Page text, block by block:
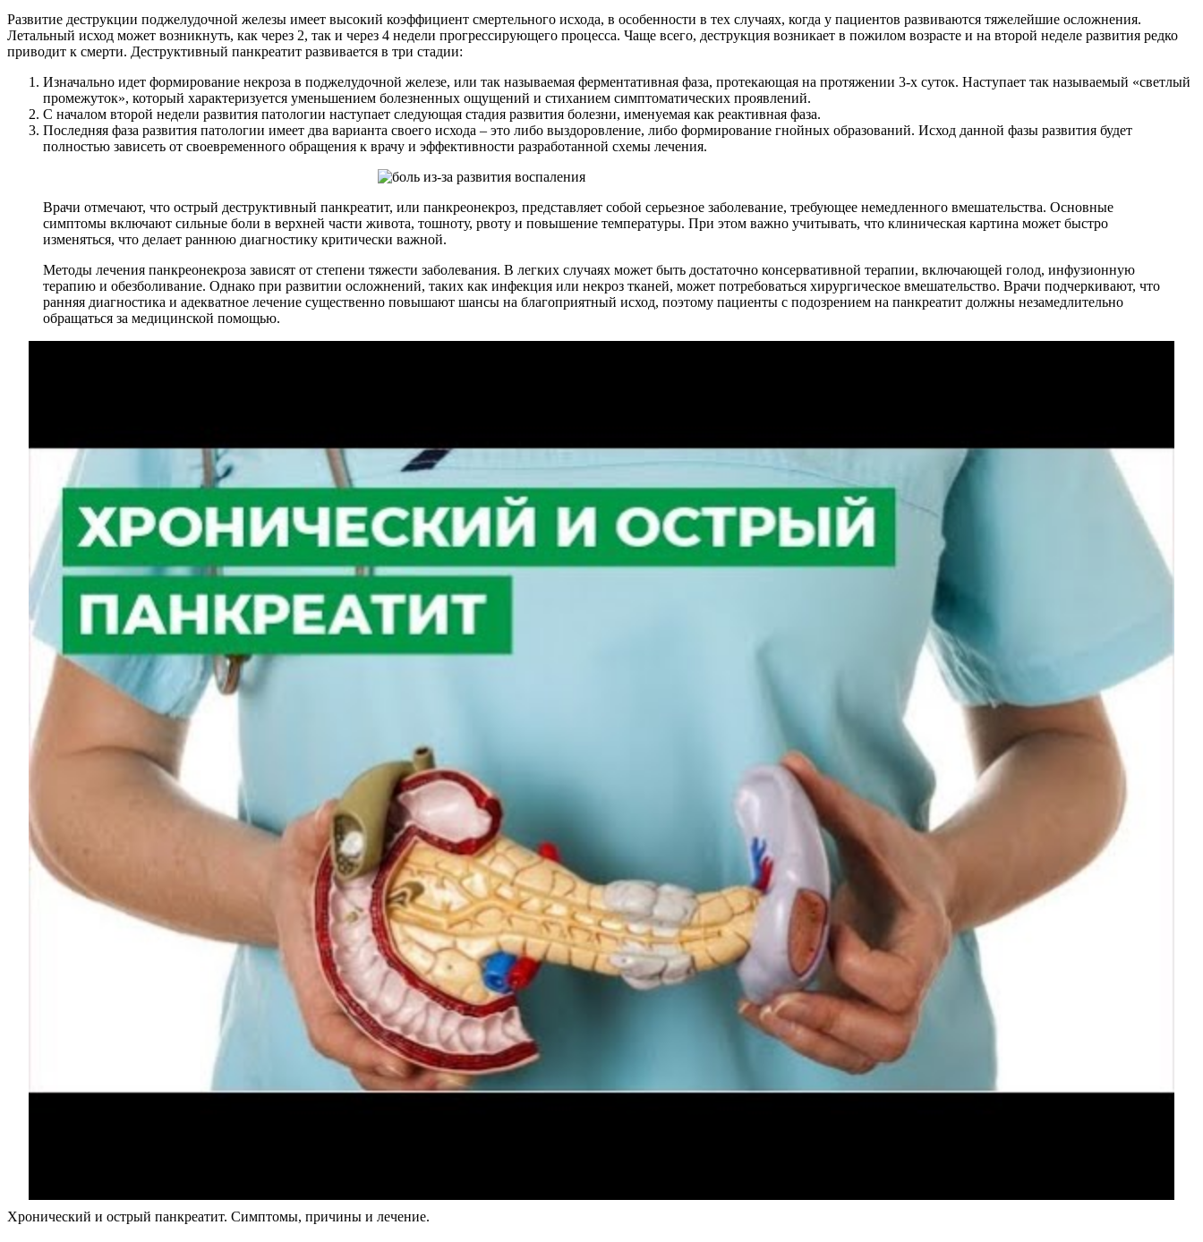
Развитие деструкции поджелудочной железы имеет высокий коэффициент смертельного исхода, в особенности в тех случаях, когда у пациентов развиваются тяжелейшие осложнения.
Летальный исход может возникнуть, как через 2, так и через 4 недели прогрессирующего процесса. Чаще всего, деструкция возникает в пожилом возрасте и на второй неделе развития редко
приводит к смерти. Деструктивный панкреатит развивается в три стадии:
Изначально идет формирование некроза в поджелудочной железе, или так называемая ферментативная фаза, протекающая на протяжении 3-х суток. Наступает так называемый «светлый
промежуток», который характеризуется уменьшением болезненных ощущений и стиханием симптоматических проявлений.
С началом второй недели развития патологии наступает следующая стадия развития болезни, именуемая как реактивная фаза.
Последняя фаза развития патологии имеет два варианта своего исхода – это либо выздоровление, либо формирование гнойных образований. Исход данной фазы развития будет
полностью зависеть от своевременного обращения к врачу и эффективности разработанной схемы лечения.
Врачи отмечают, что острый деструктивный панкреатит, или панкреонекроз, представляет собой серьезное заболевание, требующее немедленного вмешательства. Основные
симптомы включают сильные боли в верхней части живота, тошноту, рвоту и повышение температуры. При этом важно учитывать, что клиническая картина может быстро
изменяться, что делает раннюю диагностику критически важной.
Методы лечения панкреонекроза зависят от степени тяжести заболевания. В легких случаях может быть достаточно консервативной терапии, включающей голод, инфузионную
терапию и обезболивание. Однако при развитии осложнений, таких как инфекция или некроз тканей, может потребоваться хирургическое вмешательство. Врачи подчеркивают, что
ранняя диагностика и адекватное лечение существенно повышают шансы на благоприятный исход, поэтому пациенты с подозрением на панкреатит должны незамедлительно
обращаться за медицинской помощью.
Хронический и острый панкреатит. Симптомы, причины и лечение.